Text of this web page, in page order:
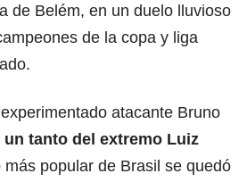
de Belém, en un duelo lluvioso
de la copa y liga
atacante Bruno
un tanto del extremo Luiz
más popular de Brasil se quedó